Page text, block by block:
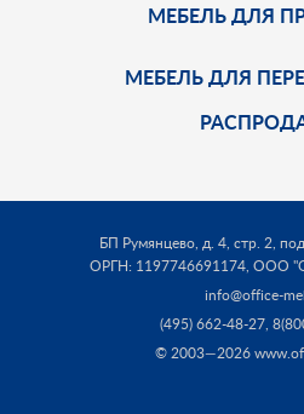
МЕБЕЛЬ ДЛЯ
МЕБЕЛЬ ДЛЯ
БП Румянцево, д. 4, стр. 2,
ОРГН: 1197746691174, ООО
info@office-
(495) 662-48-27,
© 2003—2026